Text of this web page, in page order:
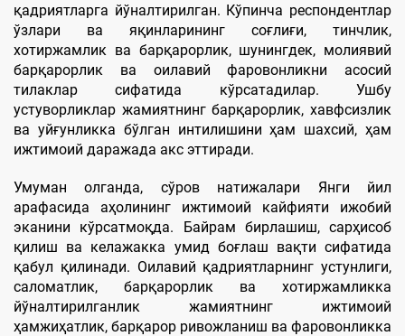
қадриятларга йўналтирилган. Кўпинча респондентлар
ўзлари ва яқинларининг соғлиғи, тинчлик,
хотиржамлик ва барқарорлик, шунингдек, молиявий
барқарорлик ва оилавий фаровонликни асосий
тилаклар сифатида кўрсатадилар. Ушбу
устуворликлар жамиятнинг барқарорлик, хавфсизлик
ва уйғунликка бўлган интилишини ҳам шахсий, ҳам
ижтимоий даражада акс эттиради.
Умуман олганда, сўров натижалари Янги йил
арафасида аҳолининг ижтимоий кайфияти ижобий
эканини кўрсатмоқда. Байрам бирлашиш, сарҳисоб
қилиш ва келажакка умид боғлаш вақти сифатида
қабул қилинади. Оилавий қадриятларнинг устунлиги,
саломатлик, барқарорлик ва хотиржамликка
йўналтирилганлик жамиятнинг ижтимоий
ҳамжиҳатлик, барқарор ривожланиш ва фаровонликка